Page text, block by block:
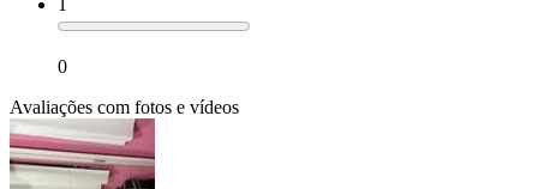
0
Avaliações com fotos e vídeos